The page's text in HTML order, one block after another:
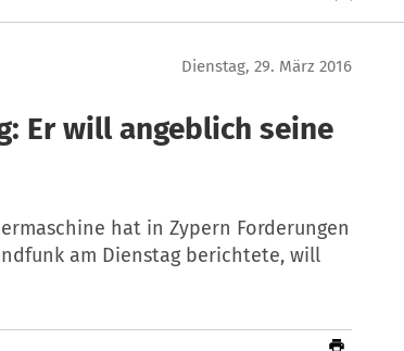
Dienstag, 29. März 2016
Er will angeblich seine
hat in Zypern Forderungen
am Dienstag berichtete, will